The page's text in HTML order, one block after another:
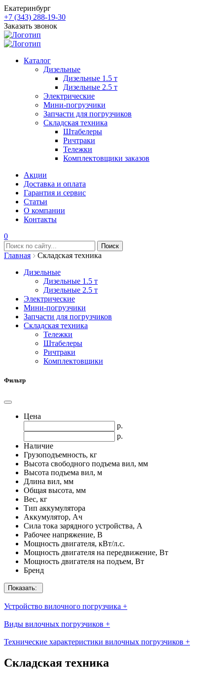
Екатеринбург
+7 (343) 288-19-30
Заказать звонок
Каталог
Дизельные
Дизельные 1.5 т
Дизельные 2.5 т
Электрические
Мини-погрузчики
Запчасти для погрузчиков
Складская техника
Штабелеры
Ричтраки
Тележки
Комплектовщики заказов
Акции
Доставка и оплата
Гарантия и сервис
Статьи
О компании
Контакты
0
Главная
Складская техника
Дизельные
Дизельные 1.5 т
Дизельные 2.5 т
Электрические
Мини-погрузчики
Запчасти для погрузчиков
Складская техника
Тележки
Штабелеры
Ричтраки
Комплектовщики
Фильтр
Цена
р.
р.
Наличие
Грузоподъемность, кг
Высота свободного подъема вил, мм
Высота подъема вил, м
Длина вил, мм
Общая высота, мм
Вес, кг
Тип аккумулятора
Аккумулятор, Ач
Сила тока зарядного устройства, А
Рабочее напряжение, В
Мощность двигателя, кВт/л.с.
Мощность двигателя на передвижение, Вт
Мощность двигателя на подъем, Вт
Бренд
Показать:
Устройство вилочного погрузчика +
Виды вилочных погрузчиков +
Технические характеристики вилочных погрузчиков +
Складская техника